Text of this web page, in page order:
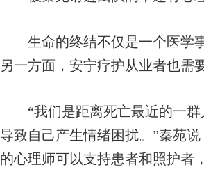
生命的终结不仅是一个医学事
另一方面，安宁疗护从业者也需
“我们是距离死亡最近的一群
导致自己产生情绪困扰。”秦苑
的心理师可以支持患者和照护者